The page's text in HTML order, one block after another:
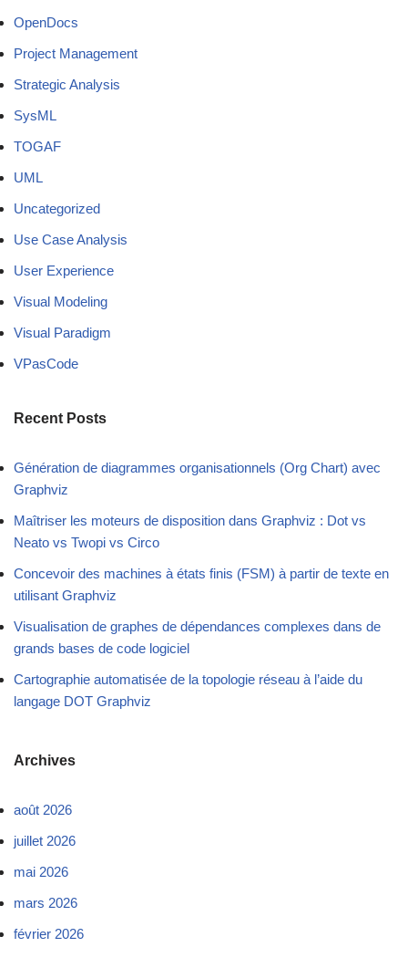
OpenDocs
Project Management
Strategic Analysis
SysML
TOGAF
UML
Uncategorized
Use Case Analysis
User Experience
Visual Modeling
Visual Paradigm
VPasCode
Recent Posts
Génération de diagrammes organisationnels (Org Chart) avec
Graphviz
Maîtriser les moteurs de disposition dans Graphviz : Dot vs
Neato vs Twopi vs Circo
Concevoir des machines à états finis (FSM) à partir de texte en
utilisant Graphviz
Visualisation de graphes de dépendances complexes dans de
grands bases de code logiciel
Cartographie automatisée de la topologie réseau à l’aide du
langage DOT Graphviz
Archives
août 2026
juillet 2026
mai 2026
mars 2026
février 2026